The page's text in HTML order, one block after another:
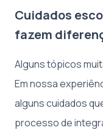
Cuidados
fazem
Alguns tópicos
Em nossa
alguns cuidados
processo de